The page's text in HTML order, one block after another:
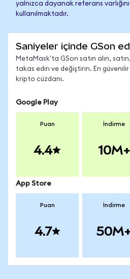
yalnızca dayanak referans
kullanılmaktadır.
Saniyeler içinde GSon
MetaMask'ta GSon satın alın, satın,
takas edin ve değiştirin. En güvenilir
kripto cüzdanı.
Google Play
Puan
4.4
İndirme
10M+
App Store
Puan
4.7
İndirme